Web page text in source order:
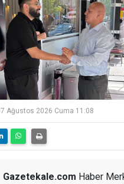
Ağustos 2026 Cuma 11:08
Gazetekale.com Haber